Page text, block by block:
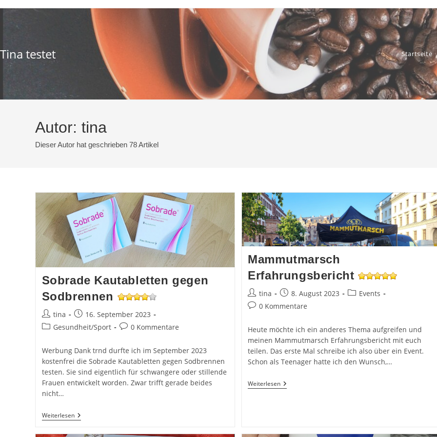
springen
Tina testet Startseite
Autor: tina
Dieser Autor hat geschrieben 78 Artikel
Sobrade Kautabletten gegen
Sodbrennen
Beitrags-
Autor:
tina
Beitrag
veröffentlicht:
16. September 2023
Beitrags-
Gesundheit/Sport
Beitrags-
0 Kommentare
Werbung Dank trnd durfte ich im September 2023
kostenfrei die Sobrade Kautabletten gegen Sodbrennen
testen. Sie sind eigentlich für schwangere oder stillende
Frauen entwickelt worden. Zwar trifft gerade beides
nicht…
WeiterlesenSobrade
Kautabletten
Mammutmarsch
Erfahrungsbericht
Beitrags-
Autor:
tina
Beitrag
veröffentlicht:
8. August 2023
Beitrags-
Events
Beitrags-
0 Kommentare
Heute möchte ich ein anderes Thema aufgreifen und
meinen Mammutmarsch Erfahrungsbericht mit euch
teilen. Das erste Mal schreibe ich also über ein Event.
Schon als Teenager hatte ich den Wunsch,…
WeiterlesenMammutmarsch
Erfahrungsbericht